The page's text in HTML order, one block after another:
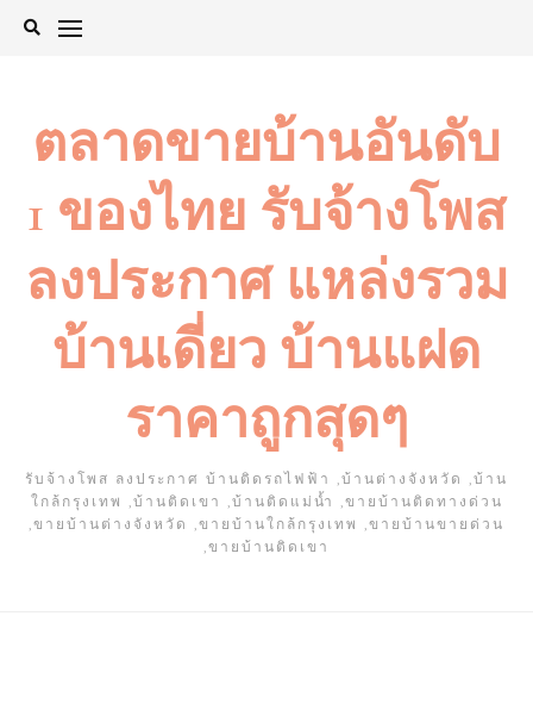
Skip
ตลาดขายบ้านอันดับ
1 ของไทย รับจ้างโพส
ลงประกาศ แหล่งรวม
บ้านเดี่ยว บ้านแฝด
ราคาถูกสุดๆ
รับจ้างโพส ลงประกาศ บ้านติดรถไฟฟ้า ,บ้านต่างจังหวัด ,บ้าน
ใกล้กรุงเทพ ,บ้านติดเขา ,บ้านติดแม่น้ำ ,ขายบ้านติดทางด่วน
,ขายบ้านต่างจังหวัด ,ขายบ้านใกล้กรุงเทพ ,ขายบ้านขายด่วน
,ขายบ้านติดเขา